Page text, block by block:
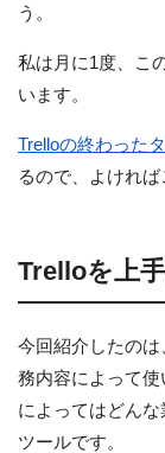
う。
私は月に1度、こ
います。
Trelloの終わった
るので、よければ
Trelloを上
今回紹介したの
務内容によって
によってはどん
ツールです。